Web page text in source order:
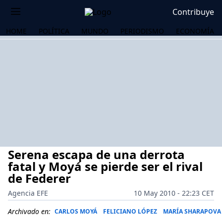
Contribuye
HOME POLÍTICA MUNDO PERIODISMO ECONOMÍA
Serena escapa de una derrota
fatal y Moyá se pierde ser el rival
de Federer
Agencia EFE
10 May 2010 - 22:23 CET
Archivado en: CARLOS MOYÁ FELICIANO LÓPEZ MARÍA SHARAPOVA